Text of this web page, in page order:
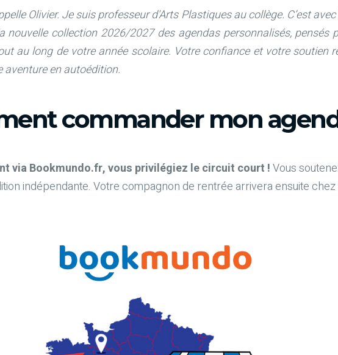
Olivier. Je suis professeur d'Arts Plastiques au collège. C’est
nouvelle collection 2026/2027 des agendas personnalisés, pensés
au long de votre année scolaire. Votre confiance et votre soutien
aventure en autoédition.
commander mon
via Bookmundo.fr, vous privilégiez le circuit court !Vous
indépendante. Votre compagnon de rentrée arrivera ensuite